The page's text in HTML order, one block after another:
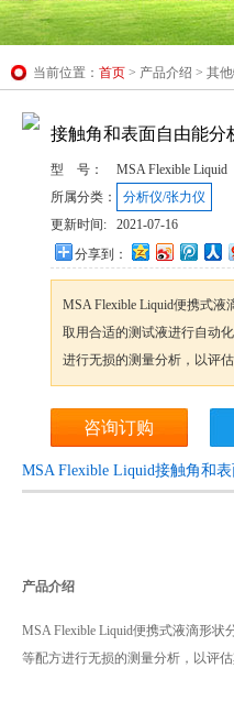
当前位置： 首页 > 产品介绍 > 其
接触角和表面自由能分
型 号：
MSA Flexible Liquid
所属分类：
分析仪/张力仪
更新时间:
2021-07-16
分享到：
MSA Flexible Liquid便携式
取用合适的测试液进行自动
进行无损的测量分析，以评
咨询订购
MSA Flexible Liquid接触角和
产品介绍
MSA Flexible Liquid便携式液滴形状
等配方进行无损的测量分析，以评